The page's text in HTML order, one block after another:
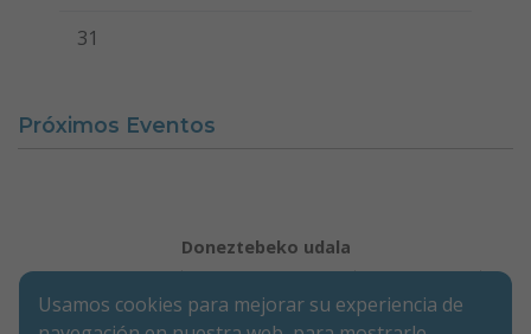
31
Próximos Eventos
Doneztebeko udala
Aviso de privacidad
Usamos cookies para mejorar su experiencia de